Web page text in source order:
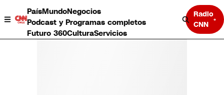
PaísMundoNegocios
Podcast y Programas completos
Futuro 360CulturaServicios
Radio
CNN